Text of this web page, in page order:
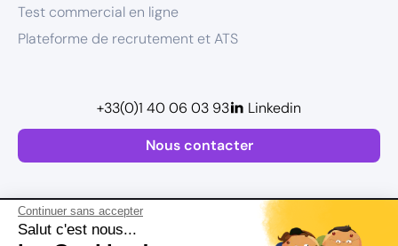
Continuer sans accepter
Salut c'est nous...
Test commercial en ligne
Plateforme de recrutement et ATS
Nous contacter
+33(0)1 40 06 03 93 Linkedin